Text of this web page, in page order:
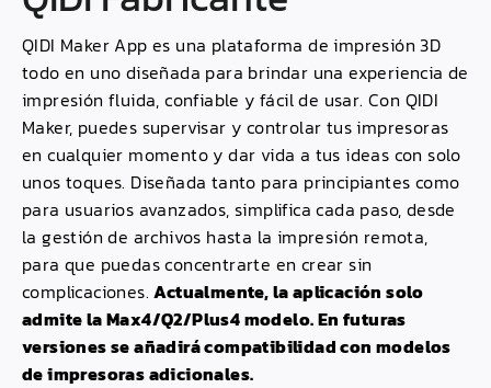
QIDI Maker App es una plataforma de impresión 3D
todo en uno diseñada para brindar una experiencia de
impresión fluida, confiable y fácil de usar. Con QIDI
Maker, puedes supervisar y controlar tus impresoras
en cualquier momento y dar vida a tus ideas con solo
unos toques. Diseñada tanto para principiantes como
para usuarios avanzados, simplifica cada paso, desde
la gestión de archivos hasta la impresión remota,
para que puedas concentrarte en crear sin
complicaciones.Actualmente, la aplicación solo
admite laMax4/Q2/Plus4modelo. En futuras
versiones se añadirá compatibilidad con modelos
de impresoras adicionales.